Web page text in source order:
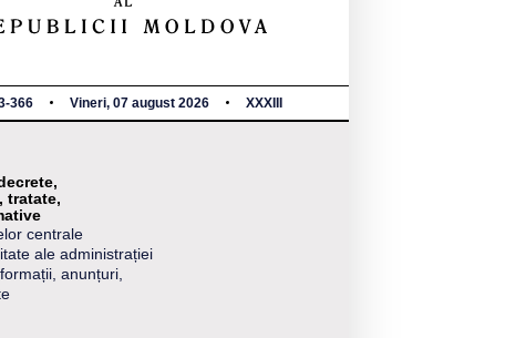
366 Vineri, 07 august 2026 XXXIII
tratate,
centrale
ale administrației
anunțuri,